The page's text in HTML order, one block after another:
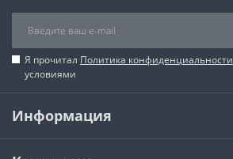
Я прочитал Политика конфиденциальности
условиями
Информация